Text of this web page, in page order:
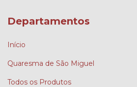
Departamentos
Início
Quaresma de São Miguel
Todos os Produtos